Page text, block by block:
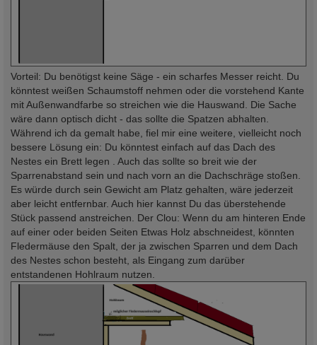
Vorteil: Du benötigst keine Säge - ein scharfes Messer reicht. Du
könntest weißen Schaumstoff nehmen oder die vorstehend Kante
mit Außenwandfarbe so streichen wie die Hauswand. Die Sache
wäre dann optisch dicht - das sollte die Spatzen abhalten.
Während ich da gemalt habe, fiel mir eine weitere, vielleicht noch
bessere Lösung ein: Du könntest einfach auf das Dach des
Nestes ein Brett legen . Auch das sollte so breit wie der
Sparrenabstand sein und nach vorn an die Dachschräge stoßen.
Es würde durch sein Gewicht am Platz gehalten, wäre jederzeit
aber leicht entfernbar. Auch hier kannst Du das überstehende
Stück passend anstreichen. Der Clou: Wenn du am hinteren Ende
auf einer oder beiden Seiten Etwas Holz abschneidest, könnten
Fledermäuse den Spalt, der ja zwischen Sparren und dem Dach
des Nestes schon besteht, als Eingang zum darüber
entstandenen Hohlraum nutzen.